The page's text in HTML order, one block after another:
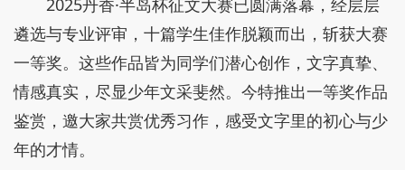
2025丹香·半岛杯征文大赛已圆满落幕，经层层
遴选与专业评审，十篇学生佳作脱颖而出，斩获大赛
一等奖。这些作品皆为同学们潜心创作，文字真挚、
情感真实，尽显少年文采斐然。今特推出一等奖作品
鉴赏，邀大家共赏优秀习作，感受文字里的初心与少
年的才情。